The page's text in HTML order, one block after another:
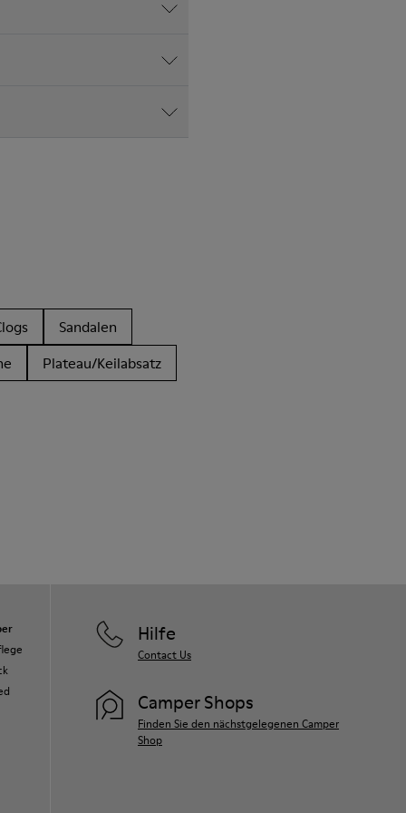
Sandalen
Plateau/Keilabsatz
Hilfe
Contact Us
Camper Shops
Finden Sie den nächstgelegenen Camper
Shop